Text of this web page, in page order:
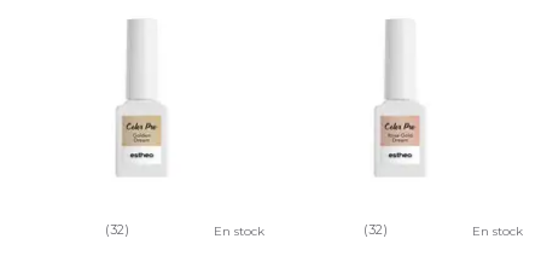
(32) En stock (32) En stock